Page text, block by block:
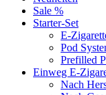
Sale %
Starter-Set
E-
Pod
Prefilled
Einweg E-
Nach